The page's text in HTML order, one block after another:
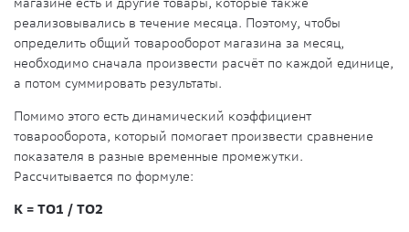
реализовывались в течение месяца. Поэтому, чтобы
определить общий товарооборот магазина за месяц,
необходимо сначала произвести расчёт по каждой единице,
а потом суммировать результаты.
Помимо этого есть динамический коэффициент
товарооборота, который помогает произвести сравнение
показателя в разные временные промежутки.
Рассчитывается по формуле:
К = ТО1 / ТО2